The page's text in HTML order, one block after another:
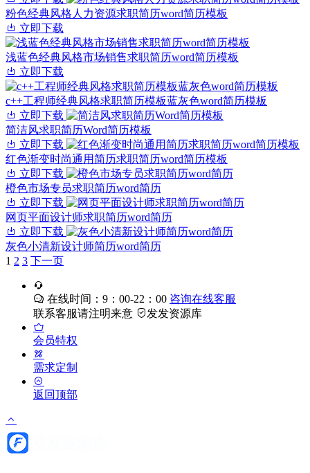
粉色经典风格人力资源求职简历word简历模板
立即下载
浅蓝色经典风格市场销售求职简历word简历模板
立即下载
c++工程师经典风格求职简历模板蓝灰色word简历模板
立即下载
简洁风求职简历Word简历模板
立即下载
红色渐变时尚通用简历求职简历word简历模板
立即下载
橙色市场专员求职简历word简历
立即下载
网页平面设计师求职简历word简历
立即下载
灰色小清新设计师简历word简历
1 2 3 下一页
在线时间：9：00-22：00 咨询在线客服
联系客服请注明来意
发发资源库
会员特权
需求定制
返回顶部